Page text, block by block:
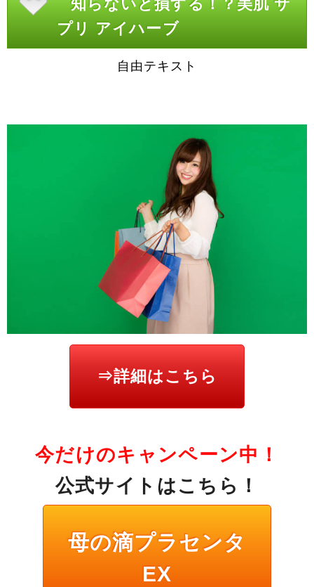
知らないと損する！？美肌 サ
プリ アイハーブ
自由テキスト
⇒詳細はこちら
今だけのキャンペーン中！
公式サイトはこちら！
母の滴プラセンタ
EX